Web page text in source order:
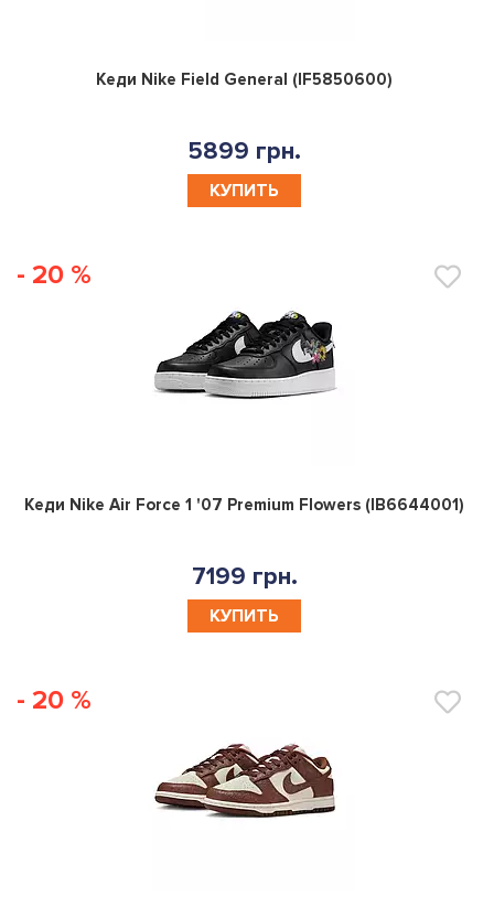
0
Кеди Nike Field General (IF5850600)
5899 грн.
КУПИТЬ
- 20 %
0
Кеди Nike Air Force 1 '07 Premium Flowers (IB6644001)
7199 грн.
КУПИТЬ
- 20 %